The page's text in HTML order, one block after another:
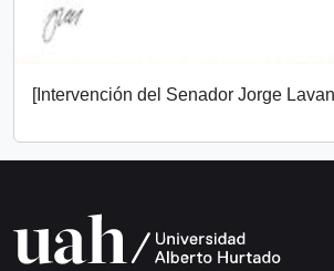
[Intervención del Senador Jorge